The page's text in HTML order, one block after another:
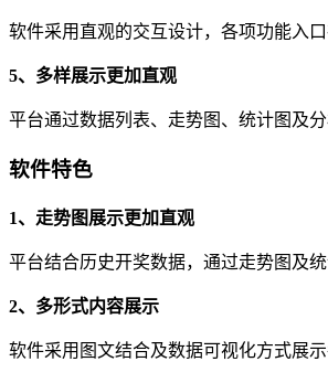
软件采用直观的交互设计，各项功能入
5、多样展示更加直观
平台通过数据列表、走势图、统计图及
软件特色
1、走势图展示更加直观
平台结合历史开奖数据，通过走势图及
2、多形式内容展示
软件采用图文结合及数据可视化方式展